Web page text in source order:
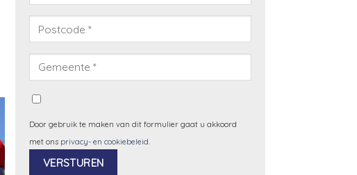
Door gebruik te maken van dit formulier gaat u akkoord
met ons privacy- en cookiebeleid.